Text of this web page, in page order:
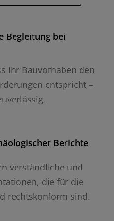
Begleitung bei
Ihr Bauvorhaben den
entspricht –
Berichte
verständliche und
die für die
rechtskonform sind.